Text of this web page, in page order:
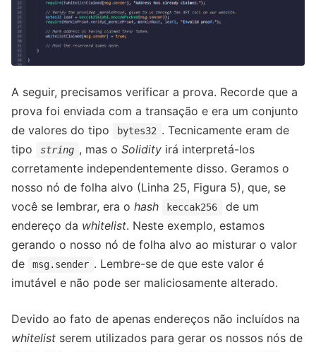
A seguir, precisamos verificar a prova. Recorde que a
prova foi enviada com a transação e era um conjunto
de valores do tipo
bytes32 . Tecnicamente eram de
tipo
string , mas o Solidityirá interpretá-los
corretamente independentemente disso. Geramos o
nosso nó de folha alvo (Linha 25, Figura 5), que, se
você se lembrar, era o hash keccak256
de um
endereço da whitelist. Neste exemplo, estamos
gerando o nosso nó de folha alvo ao misturar o valor
de
msg.sender . Lembre-se de que este valor é
imutável e não pode ser maliciosamente alterado.
Devido ao fato de apenas endereços não incluídos na
whitelist serem utilizados para gerar os nossos nós de